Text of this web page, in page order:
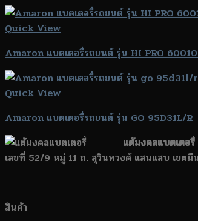
Quick View
Amaron แบตเตอรี่รถยนต์ รุ่น HI PRO
Quick View
Amaron แบตเตอรี่รถยนต์ รุ่น GO 95D31L/R
แต้มงคลแบตเตอรี่
เลขที่ 52/9 หมู่ 11 ถ. สุวินทวงศ์ แสนแสบ เขต
สินค้า